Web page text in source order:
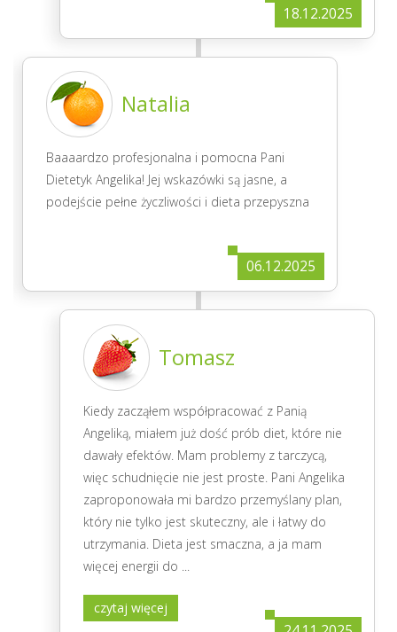
18.12.2025
Natalia
Baaaardzo profesjonalna i pomocna Pani
Dietetyk Angelika! Jej wskazówki są jasne, a
podejście pełne życzliwości i dieta przepyszna
06.12.2025
Tomasz
Kiedy zacząłem współpracować z Panią
Angeliką, miałem już dość prób diet, które nie
dawały efektów. Mam problemy z tarczycą,
więc schudnięcie nie jest proste. Pani Angelika
zaproponowała mi bardzo przemyślany plan,
który nie tylko jest skuteczny, ale i łatwy do
utrzymania. Dieta jest smaczna, a ja mam
więcej energii do
czytaj więcej